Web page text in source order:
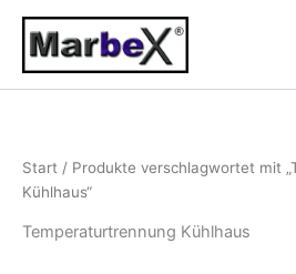
Zum
Inhalt
springen
Start / Produkte verschlagwortet mit
Kühlhaus“
Temperaturtrennung Kühlhaus